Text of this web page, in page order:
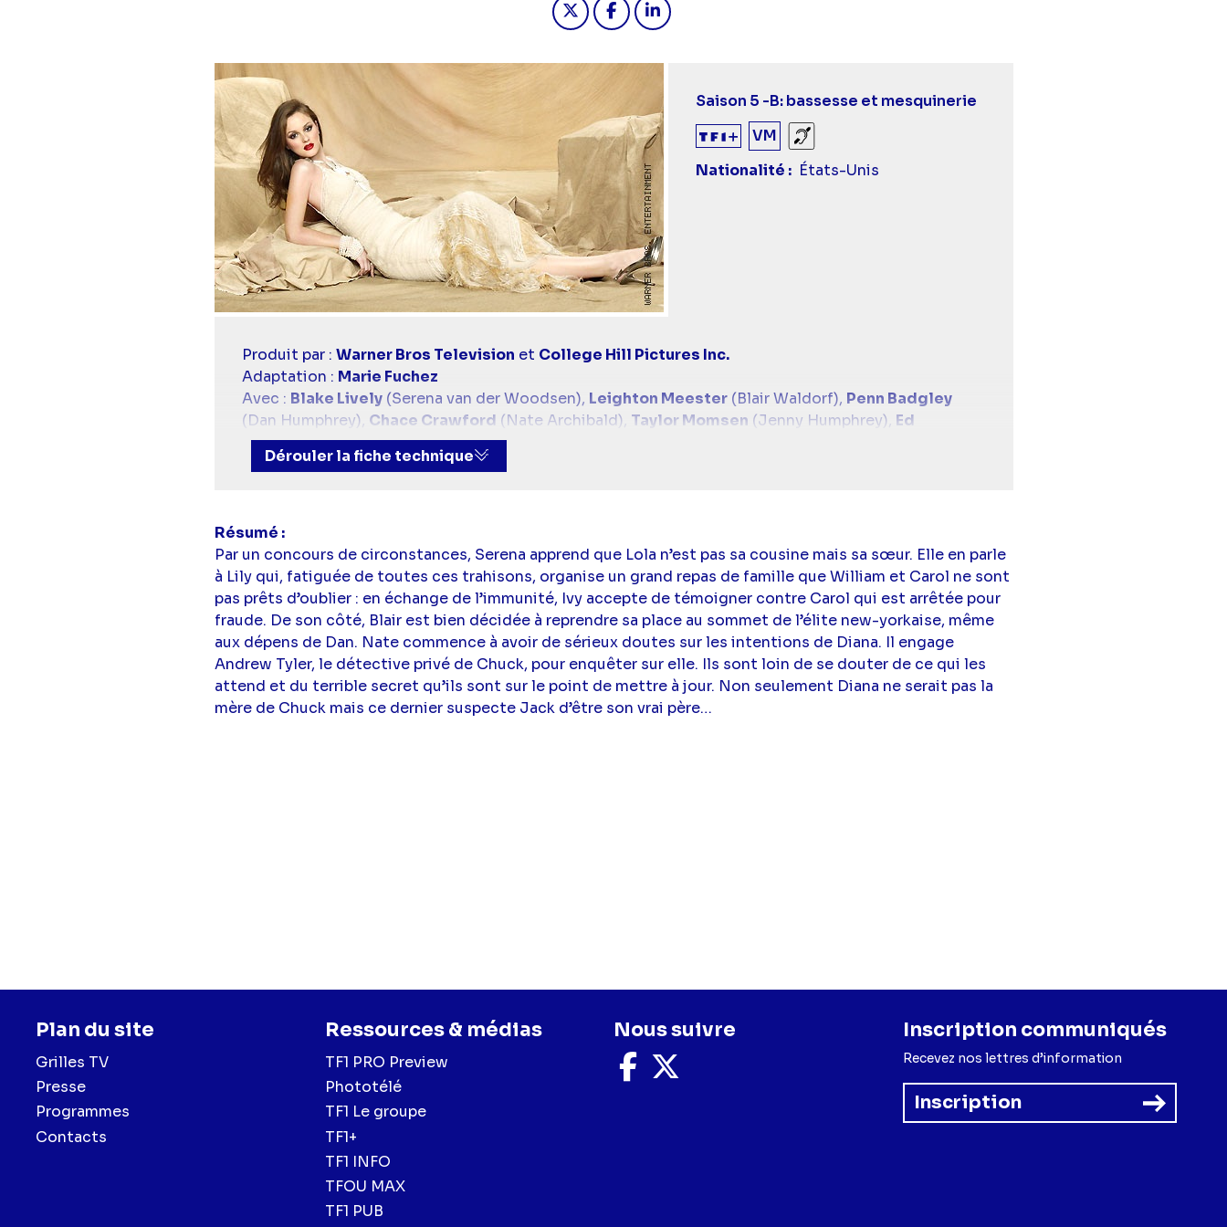
Saison 5 -B: bassesse et mesquinerie
VM
Sourds et malentendants
Nationalité
États-Unis
Casting
simba
Produit par : Warner Bros Television et College Hill Pictures Inc.
Adaptation : Marie Fuchez
Avec : Blake Lively(Serena van der Woodsen), Leighton Meester(Blair Waldorf), Penn Badgley
(Dan Humphrey), Chace Crawford (Nate Archibald), Taylor Momsen (Jenny Humphrey), Ed
Westwick(Chuck Bass),Kelly Rutherford
Humphrey),Kristen Bell(la voix de Gossip Girl dans la VO)
Dérouler la fiche technique
Résumé
Par un concours de circonstances, Serena apprend que Lola n’est pas sa cousine mais sa sœur. Elle en parle
à Lily qui, fatiguée de toutes ces trahisons, organise un grand repas de famille que William et Carol ne sont
pas prêts d’oublier : en échange de l’immunité, Ivy accepte de témoigner contre Carol qui est arrêtée pour
fraude. De son côté, Blair est bien décidée à reprendre sa place au sommet de l’élite new-yorkaise, même
aux dépens de Dan. Nate commence à avoir de sérieux doutes sur les intentions de Diana. Il engage
Andrew Tyler, le détective privé de Chuck, pour enquêter sur elle. Ils sont loin de se douter de ce qui les
attend et du terrible secret qu’ils sont sur le point de mettre à jour. Non seulement Diana ne serait pas la
mère de Chuck mais ce dernier suspecte Jack d’être son vrai père…
Plan du site
Grilles TV
Presse
Programmes
Contacts
Ressources & médias
TF1 PRO Preview
Phototélé
TF1 Le groupe
TF1+
TF1 INFO
TFOU MAX
TF1 PUB
Nous suivre
Nous
suivre
Inscription communiqués
Recevez nos lettres d’information
Inscription